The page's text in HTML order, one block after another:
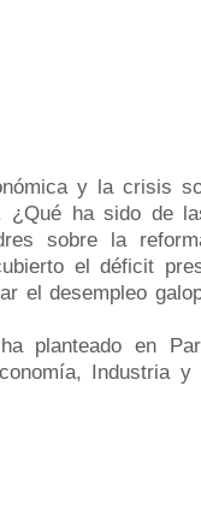
y la crisis
¿Qué ha sido de
sobre la
el déficit
el desempleo
planteado en
Industria y